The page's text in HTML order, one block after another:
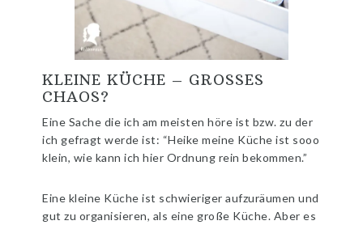
KLEINE KÜCHE – GROSSES C
HAOS?
Eine Sache die ich am meisten höre ist bzw. zu der
ich gefragt werde ist: “Heike meine Küche ist sooo
klein, wie kann ich hier Ordnung rein bekommen.”
Eine kleine Küche ist schwieriger aufzuräumen und
gut zu organisieren, als eine große Küche. Aber es